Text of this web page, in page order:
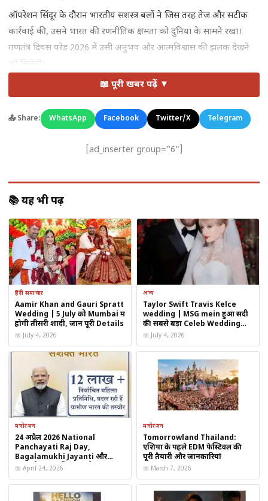
ऑपरेशन सिंदूर के दौरान भारतीय सशस्त्र बलों ने जिस तरह तेज और सटीक
कार्रवाई की, उसने भारत की रणनीतिक क्षमता को दुनिया के सामने रखा।
गणतंत्र दिवस परेड 2026 में उसी अनुभव और आत्मविश्वास की झलक देखने
को मिलेगी।
अत्याधुनिक हथियारों का प्रदर्शन
परेड में स्वदेशी मिसाइल सिस्टम, आर्टिलरी गन, ड्रोन टेक्नोलॉजी, एयर डिफेंस
सिस्टम और आधुनिक बख्तरबंद वाहन शामिल किए जाने की संभावना है।
‘मेक इन इंडिया’ के तहत विकसित हथियार भारत की आत्मनिर्भर रक्षा नीति
तीनों सेनाओं की संयुक्त ताकत
इस बार परेड मेंजॉइंट ऑपरेशंस और थिएटर कमांड की अवधारणाको भी
खास तौर पर दिखाया जा सकता है। यह संदेश देगा कि भारत किसी भी स्थिति
में त्वरित और प्रभावी सैन्य प्रतिक्रिया देने के लिए तैयार है।
दुनिया को साफ संदेश
डिफेंस एक्सपर्ट्स का मानना है कि Republic Day Parade 2026 भारत
का यह संदेश होगी कि देश अपनी संप्रभुता की रक्षा के लिए पूरी तरह तैयार है
और किसी भी चुनौती का जवाब देने में सक्षम है।
राष्ट्रीय गौरव का प्रतीक
जहां एक ओर परेड में सांस्कृतिक झांकियां भारत की विविधता दिखाएंगी, वहीं
दूसरी ओर सैन्य शक्ति का प्रदर्शन देशवासियों में गर्व और आत्मविश्वास को और
मजबूत करेगा।
Table of Contents
Republic Day Parade 2026: ऑपरेशन सिंदूर के बाद
भारत की युद्ध क्षमता का शक्ति प्रदर्शन
📖 पूरी खबर पढ़ें ▼
📤 Share: WhatsApp Facebook Twitter/X Telegram
[ad_inserter group="6"]
📚 यह भी पढ़ें
हिंदी समाचार
Aamir Khan and Gauri Spratt
Wedding | 5 July को Mumbai में
होगी तीसरी शादी, जानें पूरी Details
📅 July 4, 2026
अन्य
Taylor Swift Travis Kelce
wedding | MSG mein हुआ सदी
की सबसे बड़ा Celeb Wedding
2026
📅 July 4, 2026
मनोरंजन
24 अप्रैल 2026 National
Panchayati Raj Day,
Bagalamukhi Jayanti और
दुर्गाष्टमी व्रत का विशेष संयोग
📅 April 24, 2026
मनोरंजन
Tomorrowland Thailand:
एशिया के पहले EDM फेस्टिवल की
पूरी तैयारी और जानकारियां
📅 March 7, 2026